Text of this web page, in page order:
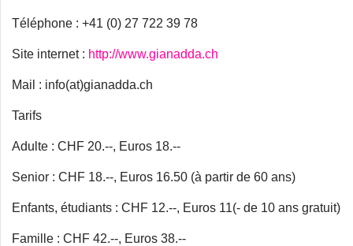
Téléphone : +41 (0) 27 722 39 78
Site internet : http://www.gianadda.ch
Mail : info(at)gianadda.ch
Tarifs
Adulte : CHF 20.--, Euros 18.--
Senior : CHF 18.--, Euros 16.50 (à partir de 60 ans)
Enfants, étudiants : CHF 12.--, Euros 11(- de 10 ans gratuit)
Famille : CHF 42.--, Euros 38.--